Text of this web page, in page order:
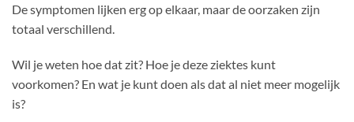
De symptomen lijken erg op elkaar, maar de oorzaken zijn
totaal verschillend.
Wil je weten hoe dat zit? Hoe je deze ziektes kunt
voorkomen? En wat je kunt doen als dat al niet meer mogelijk
is?